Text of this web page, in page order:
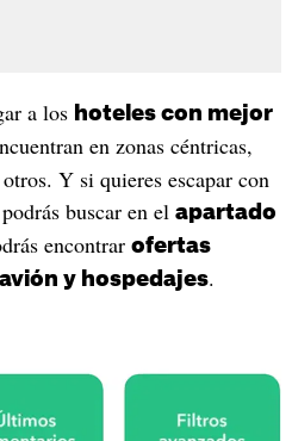
a los hoteles con mejor
en zonas céntricas,
Y si quieres escapar con
buscar en el apartado
encontrar ofertas
y hospedajes.